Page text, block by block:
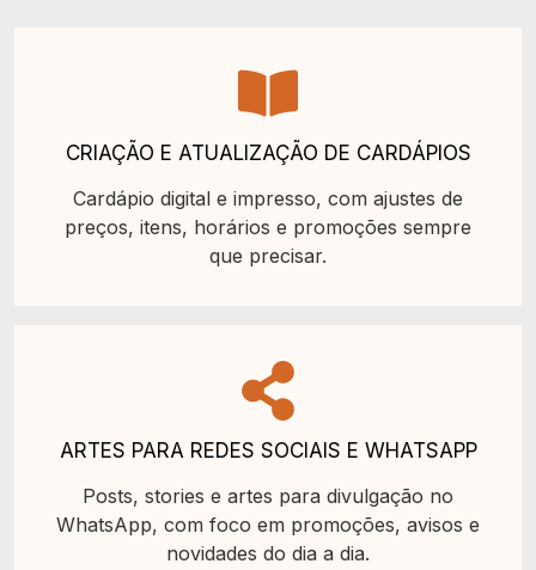
CRIAÇÃO E ATUALIZAÇÃO DE CARDÁPIOS
Cardápio digital e impresso, com ajustes de
preços, itens, horários e promoções sempre
que precisar.
ARTES PARA REDES SOCIAIS E WHATSAPP
Posts, stories e artes para divulgação no
WhatsApp, com foco em promoções, avisos e
novidades do dia a dia.